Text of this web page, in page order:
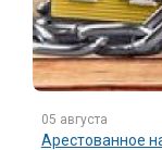
05 августа
Арестованное